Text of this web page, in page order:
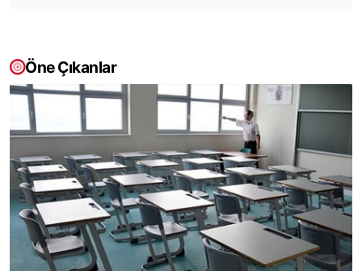
Öne Çıkanlar